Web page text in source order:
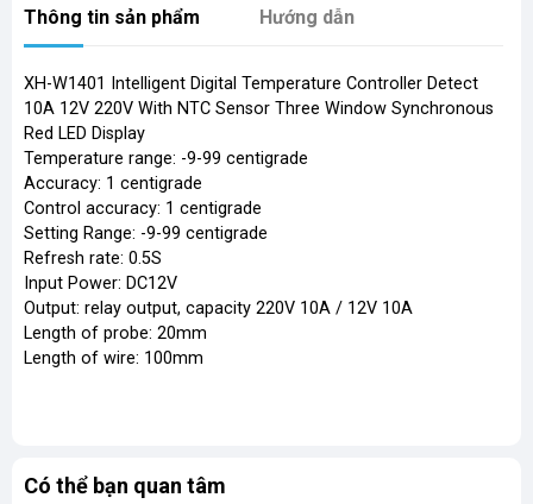
Thông tin sản phẩm Hướng dẫn
XH-W1401 Intelligent Digital Temperature Controller Detect
10A 12V 220V With NTC Sensor Three Window Synchronous
Red LED Display
Temperature range: -9-99 centigrade
Accuracy: 1 centigrade
Control accuracy: 1 centigrade
Setting Range: -9-99 centigrade
Refresh rate: 0.5S
Input Power: DC12V
Output: relay output, capacity 220V 10A / 12V 10A
Length of probe: 20mm
Length of wire: 100mm
Có thể bạn quan tâm